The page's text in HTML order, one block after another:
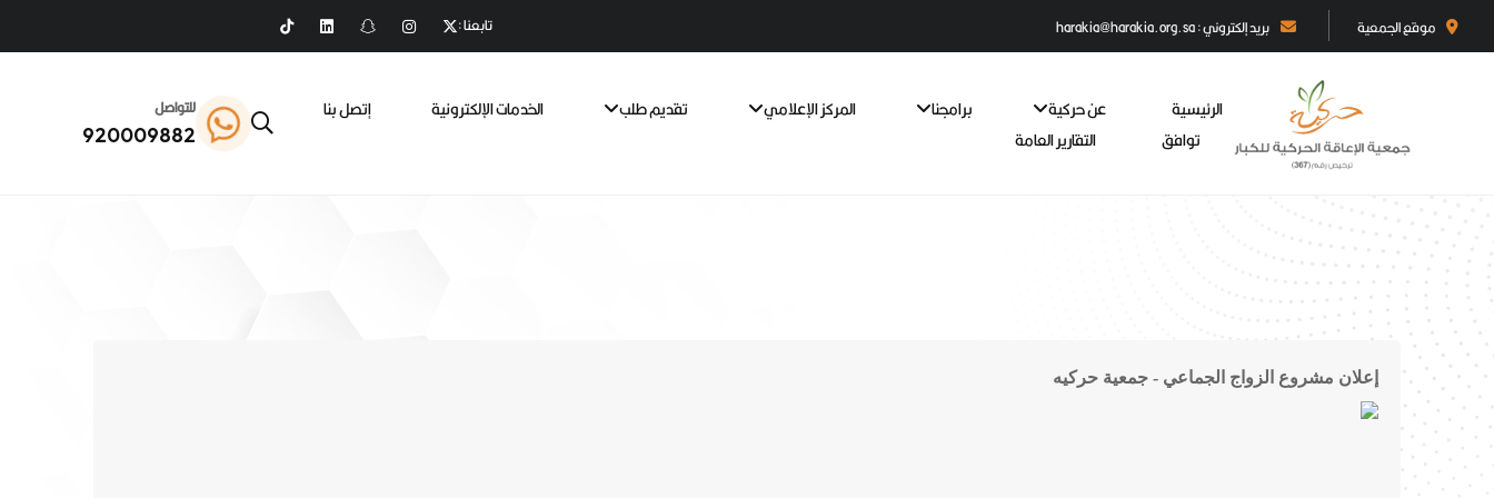
موقع الجمعية بريد إلكتروني : harakia@harakia.org.sa تابعنا :
الرئيسية عن حركية برامجنا المركز الإعلامي تقديم طلب الخدمات الإلكترونية
إتصل بنا
توافق
التقارير العامة
للتواصل
920009882
إعلان مشروع الزواج الجماعي - جمعية حركيه